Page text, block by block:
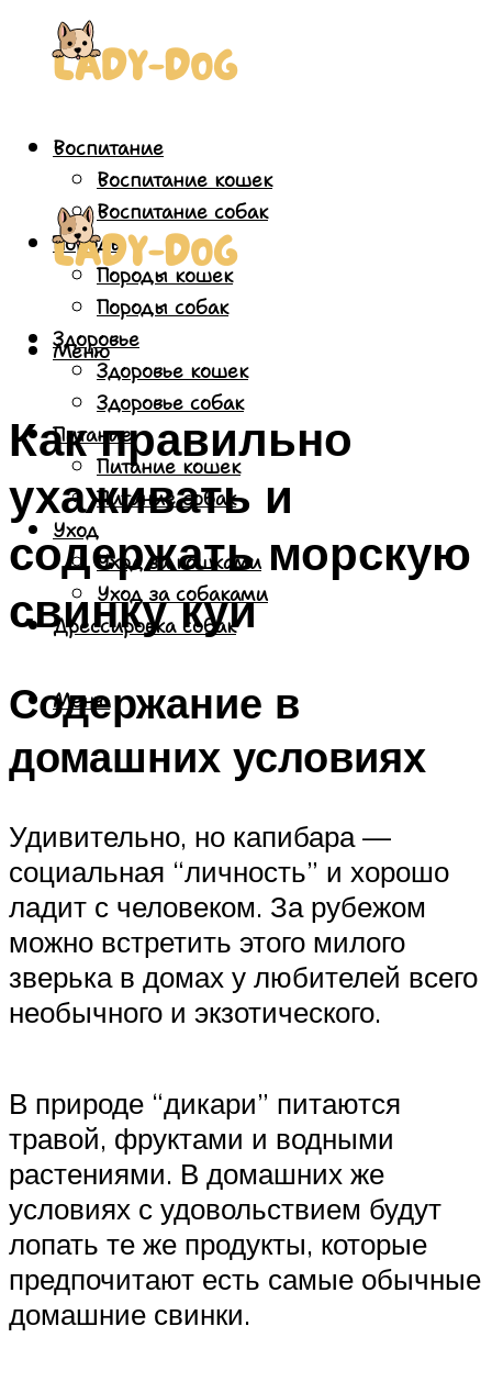
Воспитание
Воспитание кошек
Воспитание собак
Породы
Породы кошек
Породы собак
Здоровье
Здоровье кошек
Здоровье собак
Питание
Питание кошек
Питание собак
Уход
Уход за кошками
Уход за собаками
Дрессировка собак
Меню
Меню
Как правильно
ухаживать и
содержать морскую
свинку куи
Содержание в
домашних условиях
Удивительно, но капибара —
социальная “личность” и хорошо
ладит с человеком. За рубежом
можно встретить этого милого
зверька в домах у любителей всего
необычного и экзотического.
В природе “дикари” питаются
травой, фруктами и водными
растениями. В домашних же
условиях с удовольствием будут
лопать те же продукты, которые
предпочитают есть самые обычные
домашние свинки.